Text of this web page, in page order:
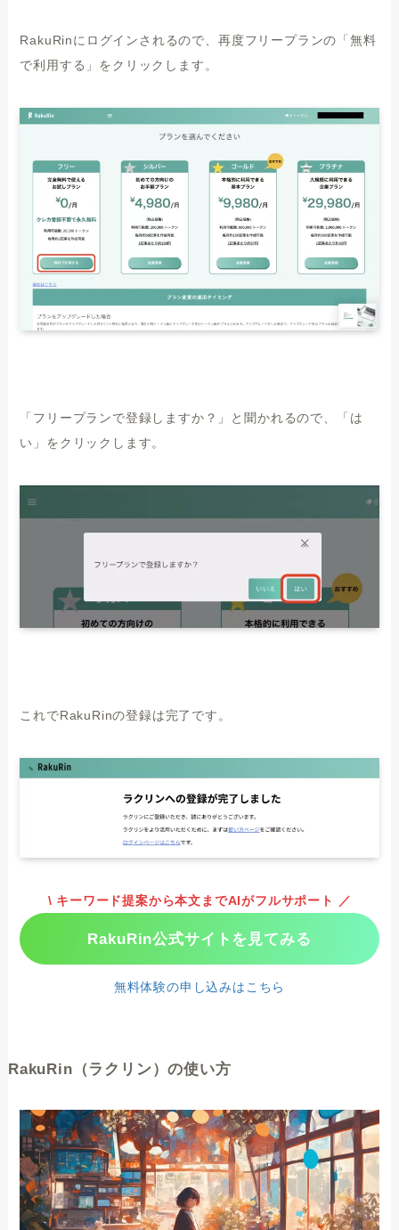
RakuRinにログインされるので、再度フリープランの「無料
で利用する」をクリックします。
「フリープランで登録しますか？」と聞かれるので、「は
い」をクリックします。
これでRakuRinの登録は完了です。
\ キーワード提案から本文までAIがフルサポート ／
RakuRin公式サイトを見てみる
無料体験の申し込みはこちら
RakuRin（ラクリン）の使い方